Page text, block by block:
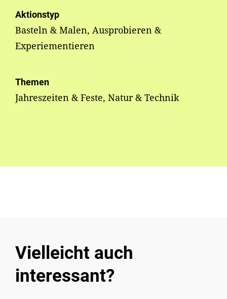
Aktionstyp
Basteln & Malen, Ausprobieren &
Experiementieren
Themen
Jahreszeiten & Feste, Natur & Technik
Vielleicht auch
interessant?